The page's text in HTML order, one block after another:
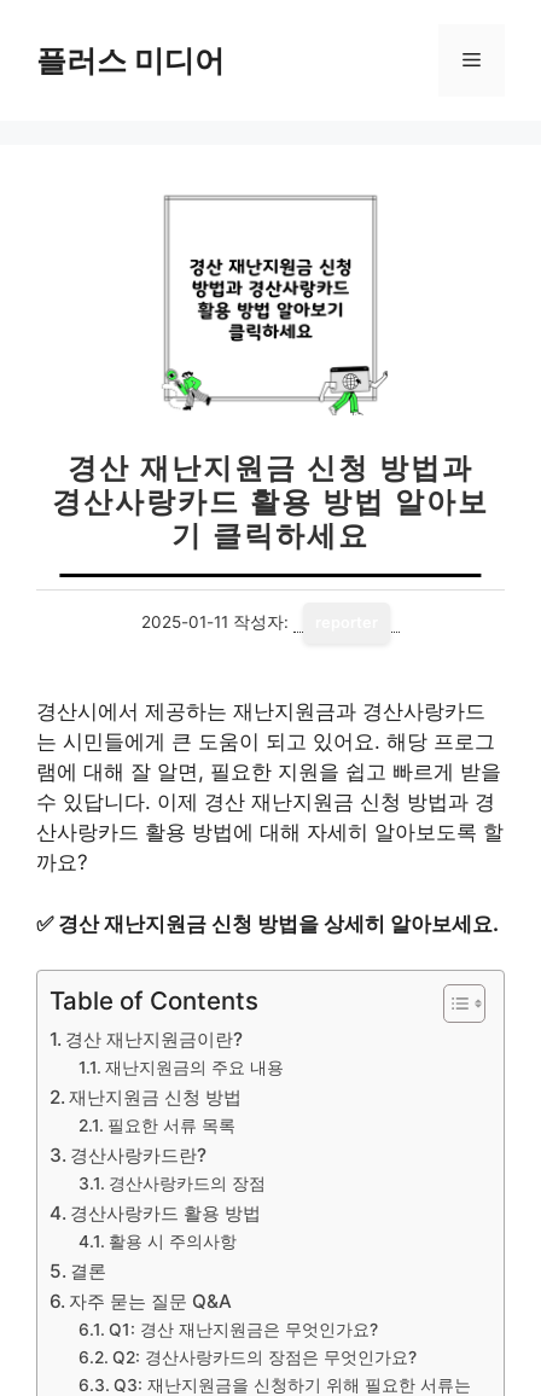
플러스 미디어 메
경산 재난지원금 신청 방법과
경산사랑카드 활용 방법 알아보
기 클릭하세요
2025-01-11 작성자:
경산시에서 제공하는 재난지원금과 경산사랑카드
는 시민들에게 큰 도움이 되고 있어요. 해당 프로그
램에 대해 잘 알면, 필요한 지원을 쉽고 빠르게 받을
수 있답니다. 이제 경산 재난지원금 신청 방법과 경
산사랑카드 활용 방법에 대해 자세히 알아보도록 할
까요?
✅ 경산 재난지원금 신청 방법을 상세히 알아보세요.
Table of Contents
경산 재난지원금이란?
재난지원금의 주요 내용
재난지원금 신청 방법
필요한 서류 목록
경산사랑카드란?
경산사랑카드의 장점
경산사랑카드 활용 방법
활용 시 주의사항
결론
자주 묻는 질문 Q&A
Q1: 경산 재난지원금은 무엇인가요?
Q2: 경산사랑카드의 장점은 무엇인가요?
Q3: 재난지원금을 신청하기 위해 필요한 서류는